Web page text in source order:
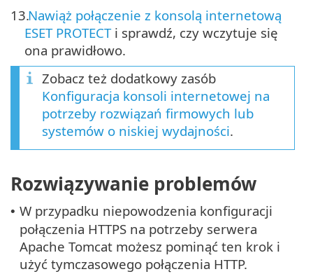
13.Nawiąż połączenie z konsolą internetową
ESET PROTECTi sprawdź, czy wczytuje się
ona prawidłowo.
Zobacz też dodatkowy zasób
Konfiguracja konsoli internetowej na
potrzeby rozwiązań firmowych lub
systemów o niskiej wydajności.
Rozwiązywanie problemów
• W przypadku niepowodzenia konfiguracji
połączenia HTTPS na potrzeby serwera
Apache Tomcat możesz pominąć ten krok i
użyć tymczasowego połączenia HTTP.